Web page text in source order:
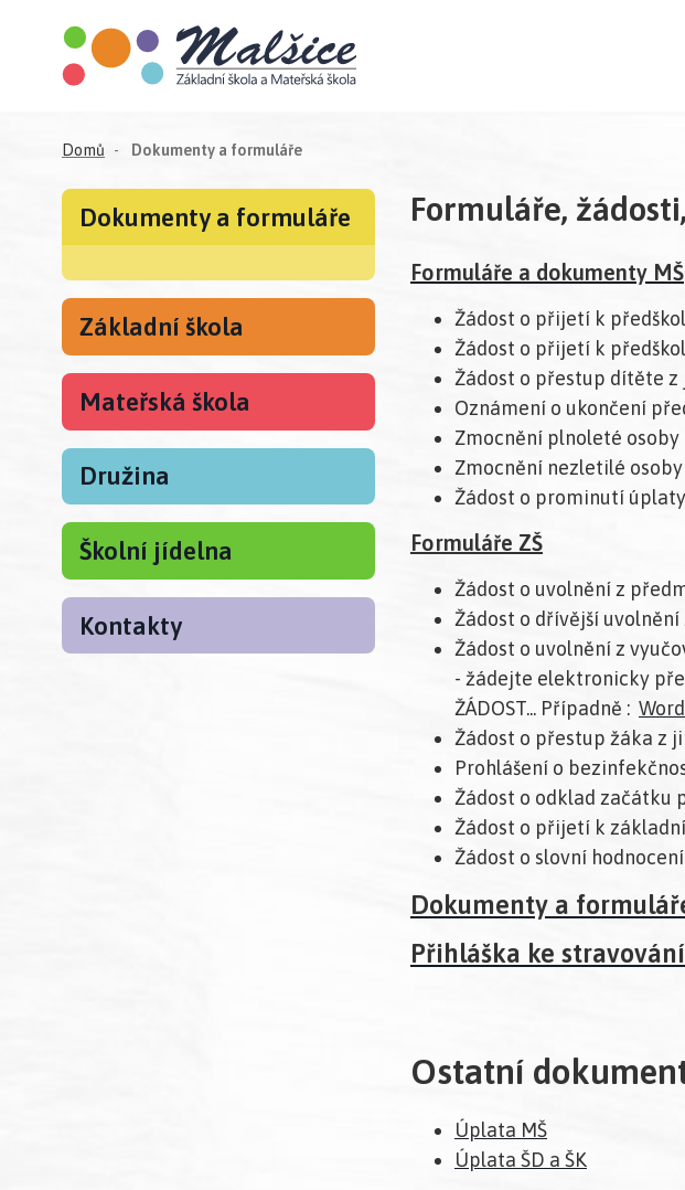
Domů Dokumenty a formuláře(aktuální)
Dokumenty a formuláře
Základní škola
Mateřská škola
Družina
Školní jídelna
Kontakty
Formuláře,
Formuláře a dokumenty MŠ
Žádost o přijetí k
Žádost o přijetí k
Žádost o přestup dítěte
Oznámení o ukončení
Zmocnění plnoleté
Zmocnění nezletilé
Žádost o prominutí
Formuláře ZŠ
Žádost o uvolnění z
Žádost o dřívější
Žádost o uvolnění z
- žádejte elektronicky
ŽÁDOST... Případně : Word
Žádost o přestup žáka z
Prohlášení o
Žádost o odklad začátku
Žádost o přijetí k
Žádost o slovní hodnocení
Dokumenty a
Přihláška ke
Ostatní
Úplata MŠ
Úplata ŠD a ŠK